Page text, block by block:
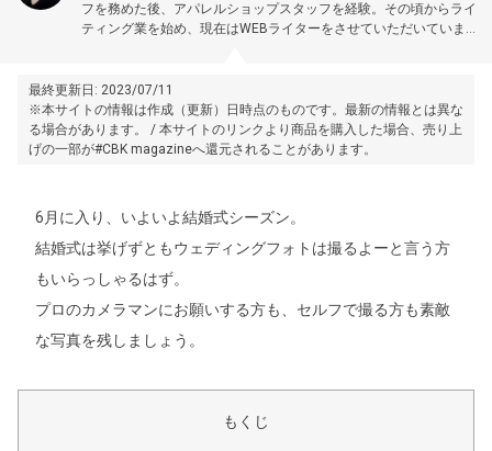
フを務めた後、アパレルショップスタッフを経験。その頃からライ
ティング業を始め、現在はWEBライターをさせていただいていま
http://blog.livedoor.jp/machiruda17/
最終更新日: 2023/07/11
※本サイトの情報は作成（更新）日時点のものです。最新の情報とは異な
る場合があります。 / 本サイトのリンクより商品を購入した場合、売り上
げの一部が#CBK magazineへ還元されることがあります。
6月に入り、いよいよ結婚式シーズン。
結婚式は挙げずともウェディングフォトは撮るよーと言う方
もいらっしゃるはず。
プロのカメラマンにお願いする方も、セルフで撮る方も素敵
な写真を残しましょう。
もくじ